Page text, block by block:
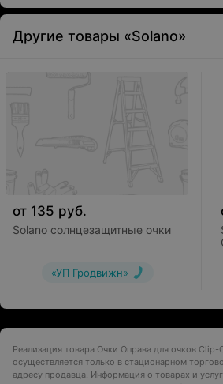
Другие товары «Solano»
от 135 руб.
Solano солнцезащитные очки
«УП Гродвижн»
Реализация товара Очки Оправа для очков Clip-
осуществляется только в стационарном
адресу продавца. Информация о товарах и